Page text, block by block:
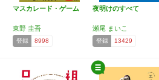
マスカレード・ゲーム
東野 圭吾
登録 8998
夜明けのすべて
瀬尾 まいこ
登録 13429